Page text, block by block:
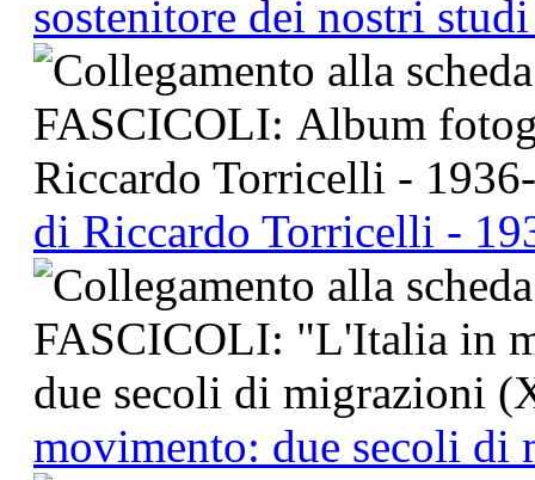
sostenitore dei nostri
di Riccardo Torricelli -
movimento: due secoli